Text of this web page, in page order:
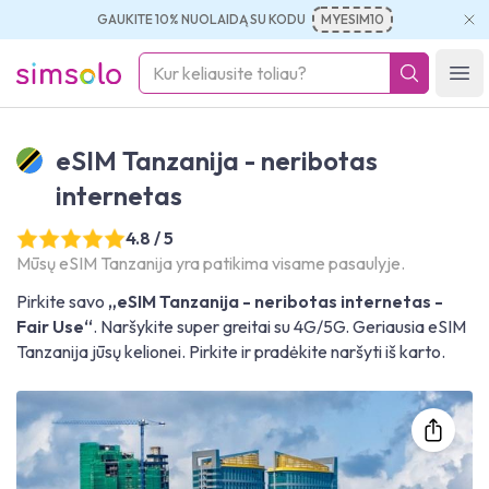
GAUKITE 10% NUOLAIDĄ SU KODU MYESIM10
simsolo
eSIM Tanzanija - neribotas
internetas
4.8 / 5
Mūsų eSIM Tanzanija yra patikima visame pasaulyje.
Pirkite savo „eSIM Tanzanija - neribotas internetas -
Fair Use“. Naršykite super greitai su 4G/5G. Geriausia eSIM
Tanzanija jūsų kelionei. Pirkite ir pradėkite naršyti iš karto.